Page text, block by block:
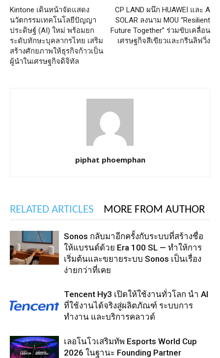
Kintone เดินหน้าจัดแสดง
นวัตกรรมเทคโนโลยีปัญญา
ประดิษฐ์ (AI) ใหม่ พร้อมยก
ระดับทักษะบุคลากรไทย เสริม
สร้างศักยภาพให้ธุรกิจก้าวเป็น
ผู้นำในเศรษฐกิจดิจิทัล
CP LAND ผนึก HUAWEI และ A
SOLAR ลงนาม MOU “Resilient
Future Together” ร่วมขับเคลื่อน
เศรษฐกิจสีเขียวและกรีนลิฟวิ่ง
piphat phoemphan
RELATED ARTICLES MORE FROM AUTHOR
Sonos กลับมาอีกครั้งกับระบบที่สร้างชื่อ
ให้แบรนด์ด้วย Era 100 SL — ทำให้การ
เริ่มต้นและขยายระบบ Sonos เป็นเรื่อง
ง่ายกว่าที่เคย
Tencent Hy3 เปิดให้ใช้งานทั่วโลก นำ AI
ที่ใช้งานได้จริงสู่ผลิตภัณฑ์ ระบบการ
ทำงาน และบริการคลาวด์
เลอโนโวเสริมทัพ Esports World Cup
2026 ในฐานะ Founding Partner